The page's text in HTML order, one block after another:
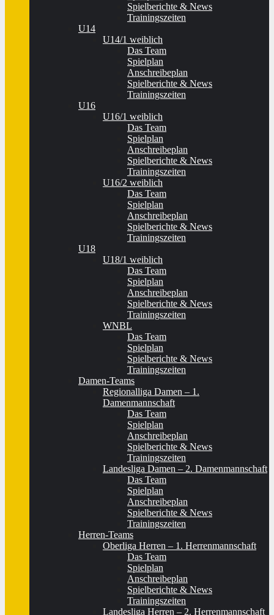
Spielberichte & News
Trainingszeiten
U14
U14/1 weiblich
Das Team
Spielplan
Anschreibeplan
Spielberichte & News
Trainingszeiten
U16
U16/1 weiblich
Das Team
Spielplan
Anschreibeplan
Spielberichte & News
Trainingszeiten
U16/2 weiblich
Das Team
Spielplan
Anschreibeplan
Spielberichte & News
Trainingszeiten
U18
U18/1 weiblich
Das Team
Spielplan
Anschreibeplan
Spielberichte & News
Trainingszeiten
WNBL
Das Team
Spielplan
Spielberichte & News
Trainingszeiten
Damen-Teams
Regionalliga Damen – 1.
Damenmannschaft
Das Team
Spielplan
Anschreibeplan
Spielberichte & News
Trainingszeiten
Landesliga Damen – 2. Damenmannschaft
Das Team
Spielplan
Anschreibeplan
Spielberichte & News
Trainingszeiten
Herren-Teams
Oberliga Herren – 1. Herrenmannschaft
Das Team
Spielplan
Anschreibeplan
Spielberichte & News
Trainingszeiten
Landesliga Herren – 2. Herrenmannschaft